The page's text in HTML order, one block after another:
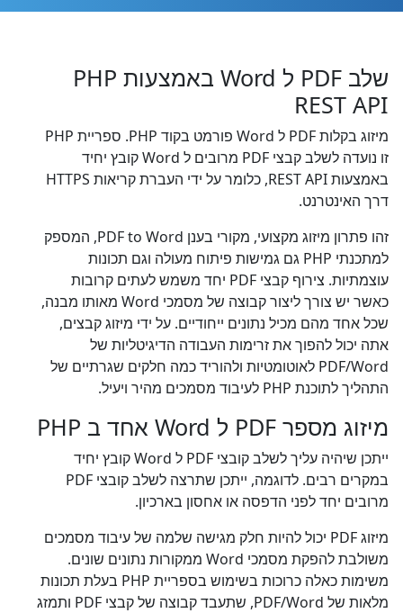
שלב PDF ל Word באמצעות PHP
REST API
מיזוג בקלות PDF ל Word פורמט בקוד PHP. ספריית PHP
זו נועדה לשלב קבצי PDF מרובים ל Word קובץ יחיד
באמצעות REST API, כלומר על ידי העברת קריאות HTTPS
דרך האינטרנט.
זהו פתרון מיזוג מקצועי, מקורי בענן PDF to Word, המספק
למתכנתי PHP גם גמישות פיתוח מעולה וגם תכונות
עוצמתיות. צירוף קבצי PDF יחד משמש לעתים קרובות
כאשר יש צורך ליצור קבוצה של מסמכי Word מאותו מבנה,
שכל אחד מהם מכיל נתונים ייחודיים. על ידי מיזוג קבצים,
אתה יכול להפוך את זרימות העבודה הדיגיטליות של
PDF/Word לאוטומטיות ולהוריד כמה חלקים שגרתיים של
התהליך לתוכנת PHP לעיבוד מסמכים מהיר ויעיל.
מיזוג מספר PDF ל Word אחד ב PHP
ייתכן שיהיה עליך לשלב קובצי PDF ל Word קובץ יחיד
במקרים רבים. לדוגמה, ייתכן שתרצה לשלב קובצי PDF
מרובים יחד לפני הדפסה או אחסון בארכיון.
מיזוג PDF יכול להיות חלק מגישה שלמה של עיבוד מסמכים
משולבת להפקת מסמכי Word ממקורות נתונים שונים.
משימות כאלה כרוכות בשימוש בספריית PHP בעלת תכונות
מלאות של PDF/Word, שתעבד קבוצה של קבצי PDF ותמזג